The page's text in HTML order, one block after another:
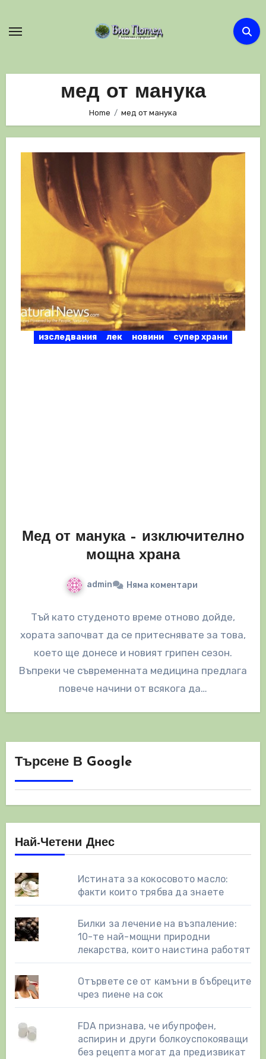
мед от манука
Home мед от манука
изследвания лек новини супер храни
Мед от манука – изключително
мощна храна
admin Няма коментари
Тъй като студеното време отново дойде,
хората започват да се притеснявате за това,
което ще донесе и новият грипен сезон.
Въпреки че съвременната медицина предлага
повече начини от всякога да…
Търсене В Google
Най-Четени Днес
Истината за кокосовото масло:
факти които трябва да знаете
Билки за лечение на възпаление:
10-те най-мощни природни
лекарства, които наистина работят
Отървете се от камъни в бъбреците
чрез пиене на сок
FDA признава, че ибупрофен,
аспирин и други болкоуспокояващи
без рецепта могат да предизвикат